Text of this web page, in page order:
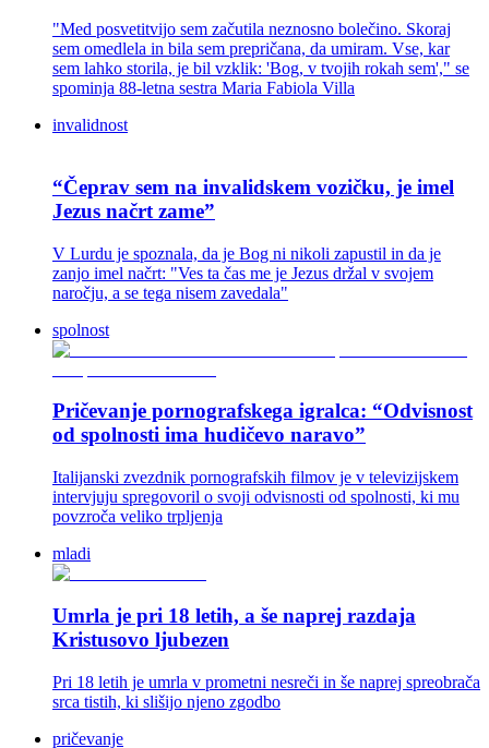
"Med posvetitvijo sem začutila neznosno bolečino. Skoraj
sem omedlela in bila sem prepričana, da umiram. Vse, kar
sem lahko storila, je bil vzklik: 'Bog, v tvojih rokah sem'," se
spominja 88-letna sestra Maria Fabiola Villa
invalidnost
“Čeprav sem na invalidskem vozičku, je imel
Jezus načrt zame”
V Lurdu je spoznala, da je Bog ni nikoli zapustil in da je
zanjo imel načrt: "Ves ta čas me je Jezus držal v svojem
naročju, a se tega nisem zavedala"
spolnost
Pričevanje pornografskega igralca: “Odvisnost
od spolnosti ima hudičevo naravo”
Italijanski zvezdnik pornografskih filmov je v televizijskem
intervjuju spregovoril o svoji odvisnosti od spolnosti, ki mu
povzroča veliko trpljenja
mladi
Umrla je pri 18 letih, a še naprej razdaja
Kristusovo ljubezen
Pri 18 letih je umrla v prometni nesreči in še naprej spreobrača
srca tistih, ki slišijo njeno zgodbo
pričevanje